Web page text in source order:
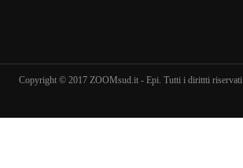
Copyright © 2017 ZOOMsud.it - Epi. Tutti i dirittti riservati